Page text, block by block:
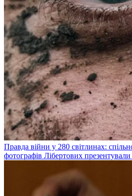
Правда війни у 280 світлинах:
фотографів Лібертових